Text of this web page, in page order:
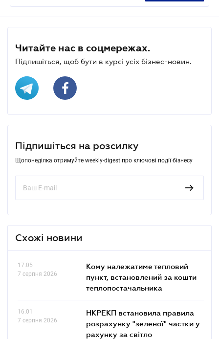
Читайте нас в соцмережах.
Підпишіться, щоб бути в курсі усіх бізнес-новин.
Підпишіться на розсилку
Щопонеділка отримуйте weekly-digest про ключові події бізнесу
Схожі новини
17.05
7 серпня 2026
Кому належатиме тепловий
пункт, встановлений за кошти
теплопостачальника
16.01
7 серпня 2026
НКРЕКП встановила правила
розрахунку "зеленої" частки у
рахунку за світло